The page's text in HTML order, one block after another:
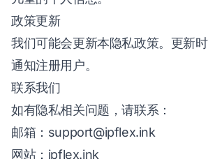
政策更新
我们可能会更新本隐私政策。更新
通知注册用户。
联系我们
如有隐私相关问题，请联系：
邮箱： support@ipflex.ink
网站： ipflex.ink